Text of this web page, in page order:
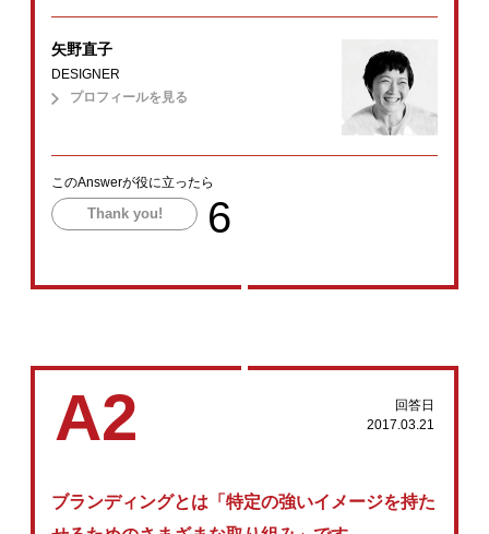
矢野直子
DESIGNER
プロフィールを見る
このAnswerが役に立ったら
Thank you! 6
A2
回答日
2017.03.21
ブランディングとは「特定の強いイメージを持た